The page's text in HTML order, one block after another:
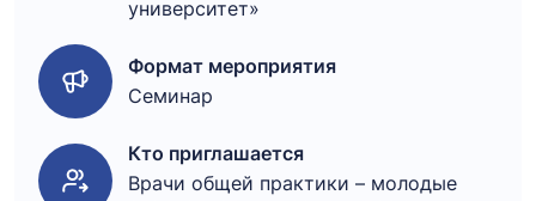
университет»
Формат мероприятия
Семинар
Кто приглашается
Врачи общей практики – молодые
Войти
Войти